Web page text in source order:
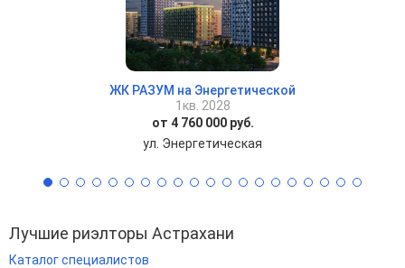
ЖК РАЗУМ на Энергетической
1кв. 2028
от 4 760 000 руб.
ул. Энергетическая
Лучшие риэлторы Астрахани
Каталог специалистов